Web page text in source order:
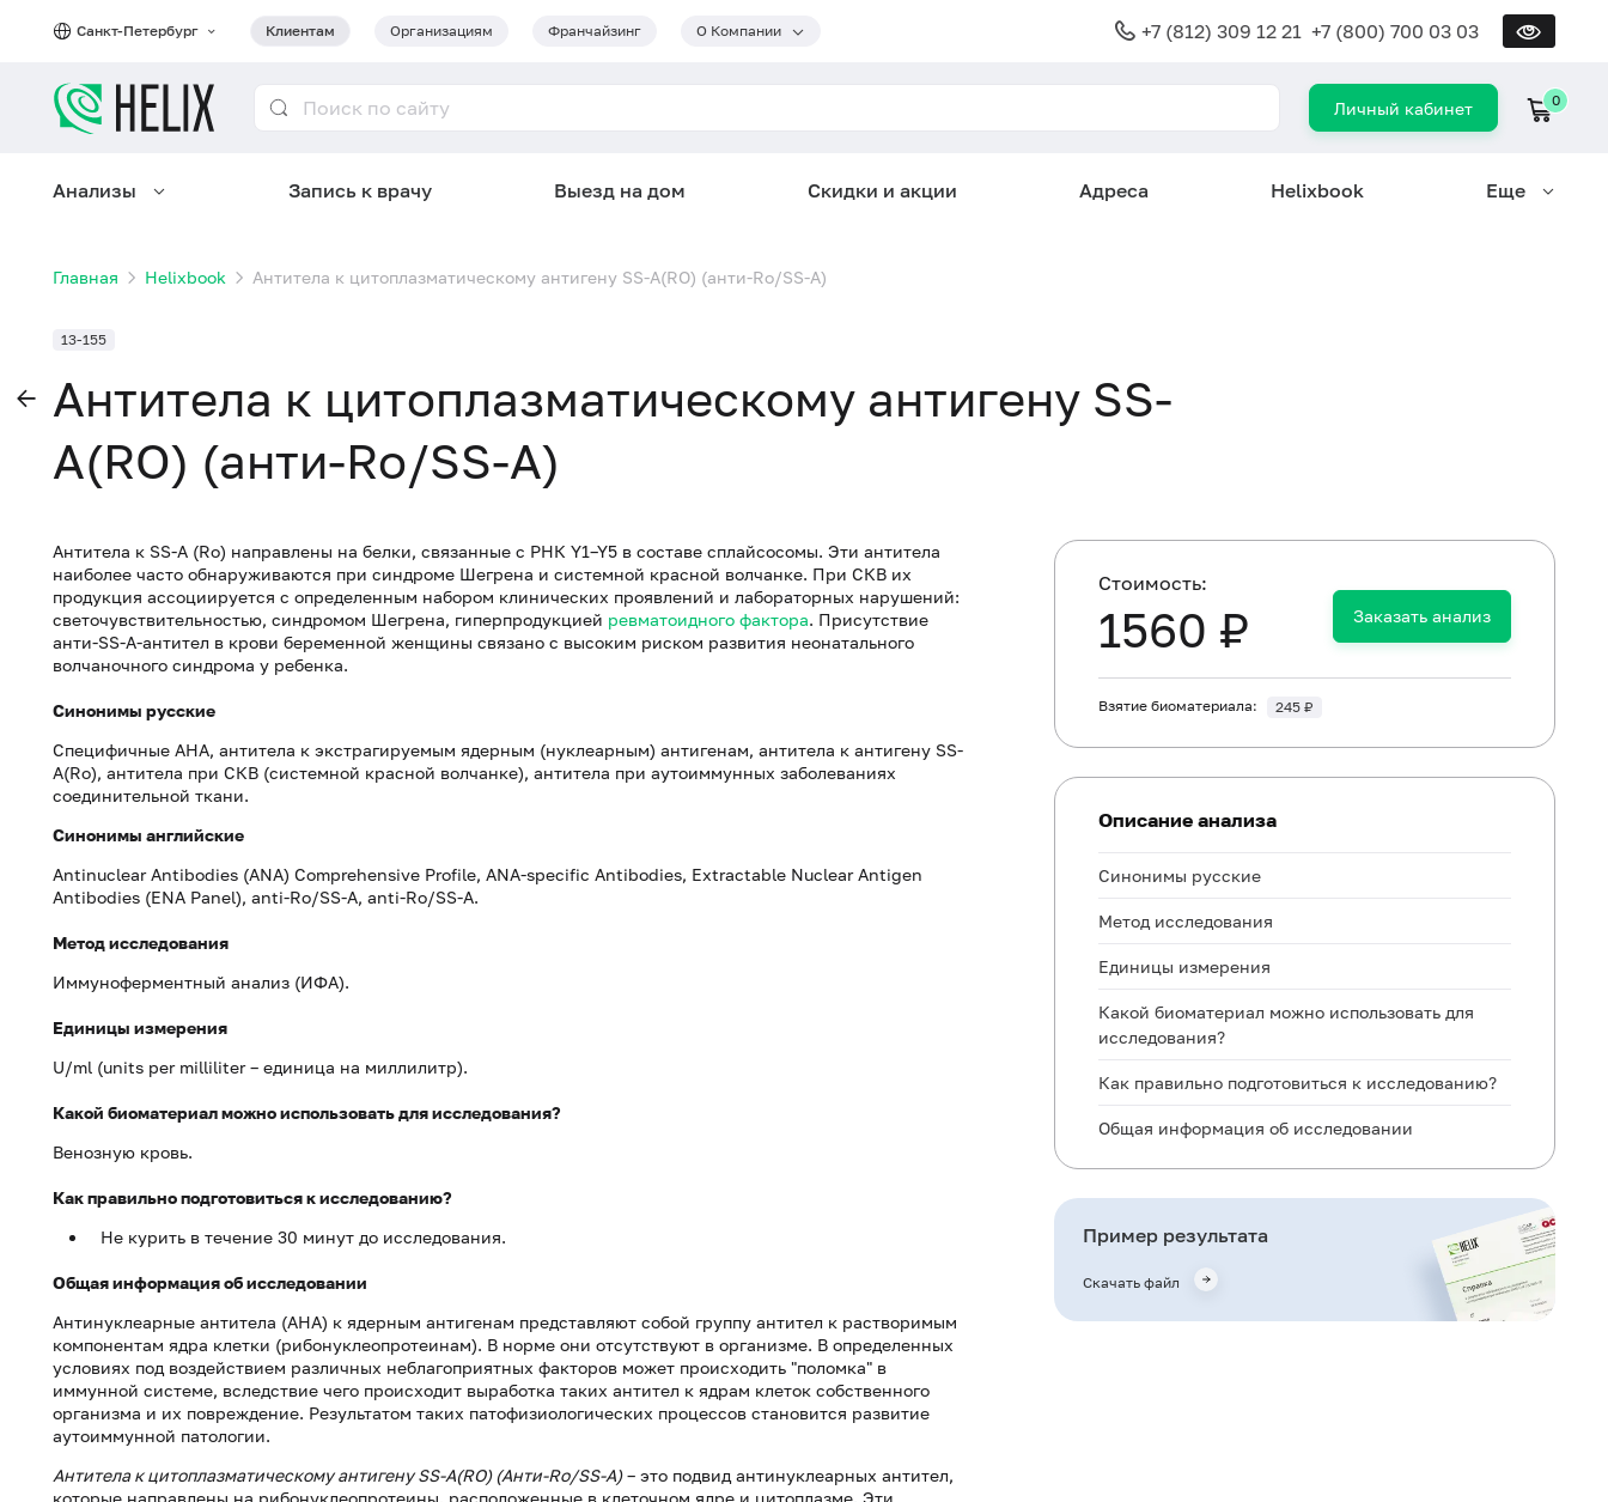
Санкт-Петербург Клиентам Организациям Франчайзинг О Компании +7 (812) 309 12 21 +7 (800) 700 03 03
Личный кабинет 0
Анализы Запись к врачу Выезд на дом Скидки и акции Адреса Helixbook Еще
Главная Helixbook Антитела к цитоплазматическому антигену SS-A(RO) (анти-Ro/SS-A)
13-155
Антитела к цитоплазматическому антигену SS-
A(RO) (анти-Ro/SS-A)
Антитела к SS-A (Ro) направлены на белки, связанные с РНК Y1–Y5 в составе сплайсосомы. Эти антитела
наиболее часто обнаруживаются при синдроме Шегрена и системной красной волчанке. При СКВ их
продукция ассоциируется с определенным набором клинических проявлений и лабораторных нарушений:
светочувствительностью, синдромом Шегрена, гиперпродукцией ревматоидного фактора. Присутствие
анти-SS-A-антител в крови беременной женщины связано с высоким риском развития неонатального
волчаночного синдрома у ребенка.
Синонимы русские
Специфичные АНА, антитела к экстрагируемым ядерным (нуклеарным) антигенам, антитела к антигену SS-
A(Ro), антитела при СКВ (системной красной волчанке), антитела при аутоиммунных заболеваниях
соединительной ткани.
Синонимы английские
Antinuclear Antibodies (ANA) Comprehensive Profile, ANA-specific Antibodies, Extractable Nuclear Antigen
Antibodies (ENA Panel), anti-Ro/SS-A, anti-Ro/SS-A.
Метод исследования
Иммуноферментный анализ (ИФА).
Единицы измерения
U/ml (units per milliliter – единица на миллилитр).
Какой биоматериал можно использовать для исследования?
Венозную кровь.
Как правильно подготовиться к исследованию?
Не курить в течение 30 минут до исследования.
Общая информация об исследовании
Антинуклеарные антитела (АНА) к ядерным антигенам представляют собой группу антител к растворимым
компонентам ядра клетки (рибонуклеопротеинам). В норме они отсутствуют в организме. В определенных
условиях под воздействием различных неблагоприятных факторов может происходить "поломка" в
иммунной системе, вследствие чего происходит выработка таких антител к ядрам клеток собственного
организма и их повреждение. Результатом таких патофизиологических процессов становится развитие
аутоиммунной патологии.
Антитела к цитоплазматическому антигену SS-A(RO) (Анти-Ro/SS-A)– это подвид антинуклеарных антител,
которые направлены на рибонуклеопротеины, расположенные в клеточном ядре и цитоплазме. Эти
Cтоимость:
1560 ₽ Заказать анализ
Взятие биоматериала: 245 ₽
Описание анализа
Синонимы русские
Метод исследования
Единицы измерения
Какой биоматериал можно использовать для
исследования?
Как правильно подготовиться к исследованию?
Общая информация об исследовании
Для чего используется исследование?
Пример результата
Скачать файл